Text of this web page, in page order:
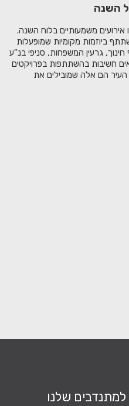
השנה
אירועים משמעותיים בלוח השנה.
ביוזמות מקומיות שמופעלות
גרעין המשפחות, סניפי בנ"ע
חשיבות בהשתתפות בפרויקטים
העיר הם אלה שמובילים את
למתנדבים שלנו